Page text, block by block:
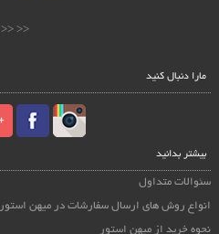
<< <<
مارا دنبال کنید
بیشتر بدانید
سئوالات متداول
انواع روش های ارسال سفارشات در میهن استور
نحوه خرید از میهن استور